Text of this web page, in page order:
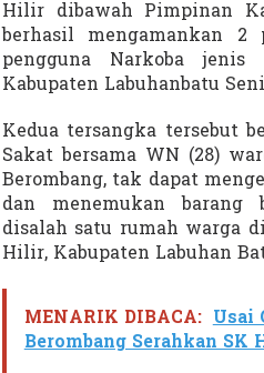
n
P
o
s
k
P
a
n
a
i
H
i
i
r
Hilir dibawah Pimpinan
berhasil mengamankan
pengguna Narkoba
Kabupaten Labuhanbatu
Kedua tersangka tersebut
Sakat bersama WN (28)
Berombang, tak dapat
dan menemukan barang
disalah satu rumah warga
Hilir, Kabupaten Labuhan
MENARIK DIBACA: Usai
Berombang Serahkan